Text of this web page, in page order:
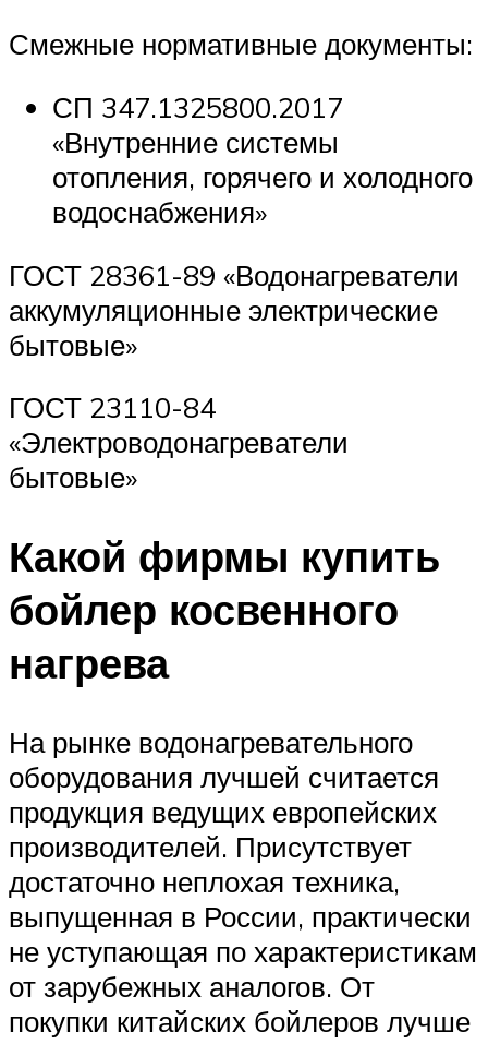
Смежные нормативные документы:
СП 347.1325800.2017
«Внутренние системы
отопления, горячего и холодного
водоснабжения»
ГОСТ 28361-89 «Водонагреватели
аккумуляционные электрические
бытовые»
ГОСТ 23110-84
«Электроводонагреватели
бытовые»
Какой фирмы купить
бойлер косвенного
нагрева
На рынке водонагревательного
оборудования лучшей считается
продукция ведущих европейских
производителей. Присутствует
достаточно неплохая техника,
выпущенная в России, практически
не уступающая по характеристикам
от зарубежных аналогов. От
покупки китайских бойлеров лучше